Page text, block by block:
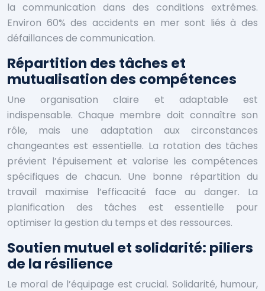
la communication dans des conditions extrêmes.
Environ 60% des accidents en mer sont liés à des
défaillances de communication.
Répartition des tâches et
mutualisation des compétences
Une organisation claire et adaptable est
indispensable. Chaque membre doit connaître son
rôle, mais une adaptation aux circonstances
changeantes est essentielle. La rotation des tâches
prévient l’épuisement et valorise les compétences
spécifiques de chacun. Une bonne répartition du
travail maximise l’efficacité face au danger. La
planification des tâches est essentielle pour
optimiser la gestion du temps et des ressources.
Soutien mutuel et solidarité: piliers
de la résilience
Le moral de l’équipage est crucial. Solidarité, humour,